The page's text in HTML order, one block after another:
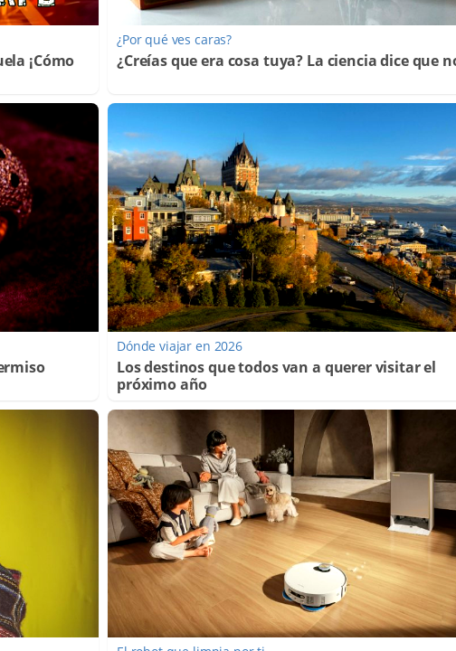
¡Cómo
¿Por qué ves caras?
¿Creías que era cosa tuya? La ciencia dice que
Dónde viajar en 2026
Los destinos que todos van a querer visitar el
próximo año